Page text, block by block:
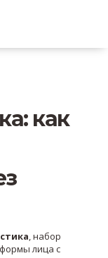
как
,набор
лица с